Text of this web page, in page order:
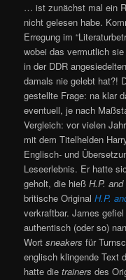
… ist zunächst mal ein
nicht gelesen habe.
Erregung im
wobei das vermutlich
in der DDR
damals nie gelebt hat?!
gestellte Frage: na klar
eventuell, je nach
Vergleich: vor vielen
mit dem Titelhelden
Englisch- und
Leseerlebnis. Er hatte
geholt, die hießH.P.
britische OriginalH.P.
verkraftbar. James
authentisch (oder so)
Wortsneakers für
englisch klingende Text
hatte dietrainers des